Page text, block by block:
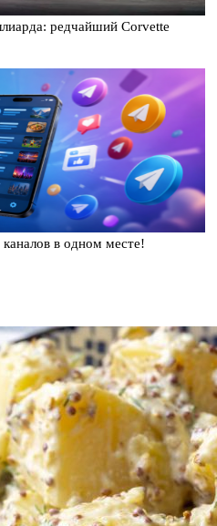
редчайший Corvette
в одном месте!